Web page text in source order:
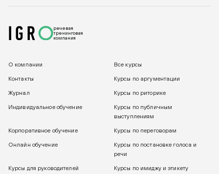
речевая
тренинговая
компания
О компании Все курсы
Контакты Курсы по аргументации
Журнал Курсы по риторике
Индивидуальное обучение
Курсы по публичным
выступлениям
Корпоративное обучение Курсы по переговорам
Онлайн обучение
Курсы по постановке голоса и
речи
Курсы для руководителей Курсы по имиджу и этикету